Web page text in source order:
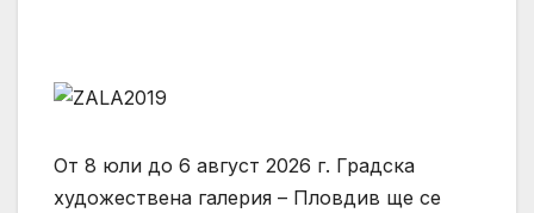
От 8 юли до 6 август 2026 г. Градска
художествена галерия – Пловдив ще се